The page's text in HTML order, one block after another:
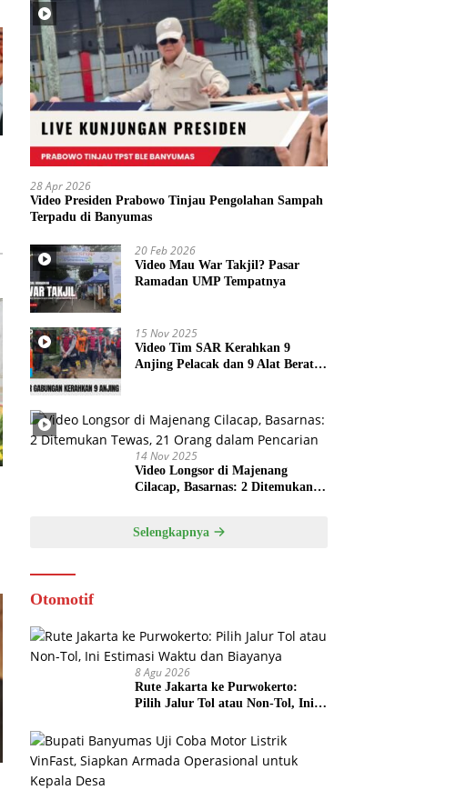
28 Apr 2026
Video Presiden Prabowo Tinjau Pengolahan Sampah
Terpadu di Banyumas
20 Feb 2026
Video Mau War Takjil? Pasar
Ramadan UMP Tempatnya
15 Nov 2025
Video Tim SAR Kerahkan 9
Anjing Pelacak dan 9 Alat Berat
14 Nov 2025
Video Longsor di Majenang
Cilacap, Basarnas: 2 Ditemukan
Selengkapnya
Otomotif
8 Agu 2026
Rute Jakarta ke Purwokerto:
Pilih Jalur Tol atau Non-Tol, Ini